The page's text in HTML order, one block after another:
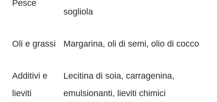
Pesce
sogliola
Oli e grassi Margarina, oli di semi, olio di cocco
Additivi e
lieviti
Lecitina di soia, carragenina,
emulsionanti, lieviti chimici